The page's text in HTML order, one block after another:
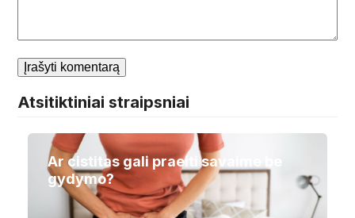
Atsitiktiniai straipsniai
Ar cistitas gali praeiti savaime be
gydymo?